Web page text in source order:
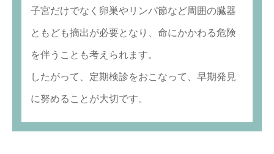
子宮だけでなく卵巣やリンパ節など周囲の臓器
ともども摘出が必要となり、命にかかわる危険
を伴うことも考えられます。
したがって、定期検診をおこなって、早期発見
に努めることが大切です。